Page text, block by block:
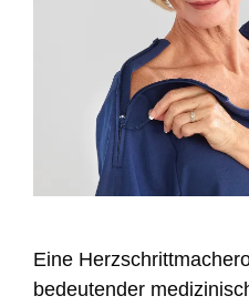
Eine
bedeutender